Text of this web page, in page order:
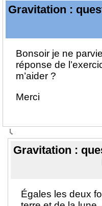
Gravitation :
Bonsoir je ne
réponse de
m’aider ?
Merci
Gravitation :
Égales les deux